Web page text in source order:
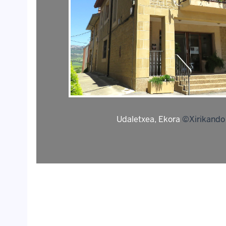
Udaletxea, Ekora